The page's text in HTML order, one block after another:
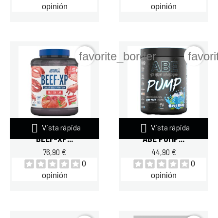
opinión
opinión
 Vista rápida
APPLIED NUTRITION
BEEF-XP...
76,90 €
0
opinión
favorite_border
 Vista rápida
APPLIED NUTRITION
ABE PUMP...
44,90 €
0
opinión